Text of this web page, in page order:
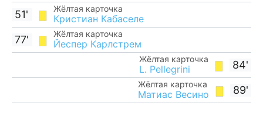
Жёлтая карточка
Кристиан Кабаселе
51'
Жёлтая карточка
Йеспер Карлстрем
77'
84'
Жёлтая карточка
L. Pellegrini
89'
Жёлтая карточка
Матиас Весино